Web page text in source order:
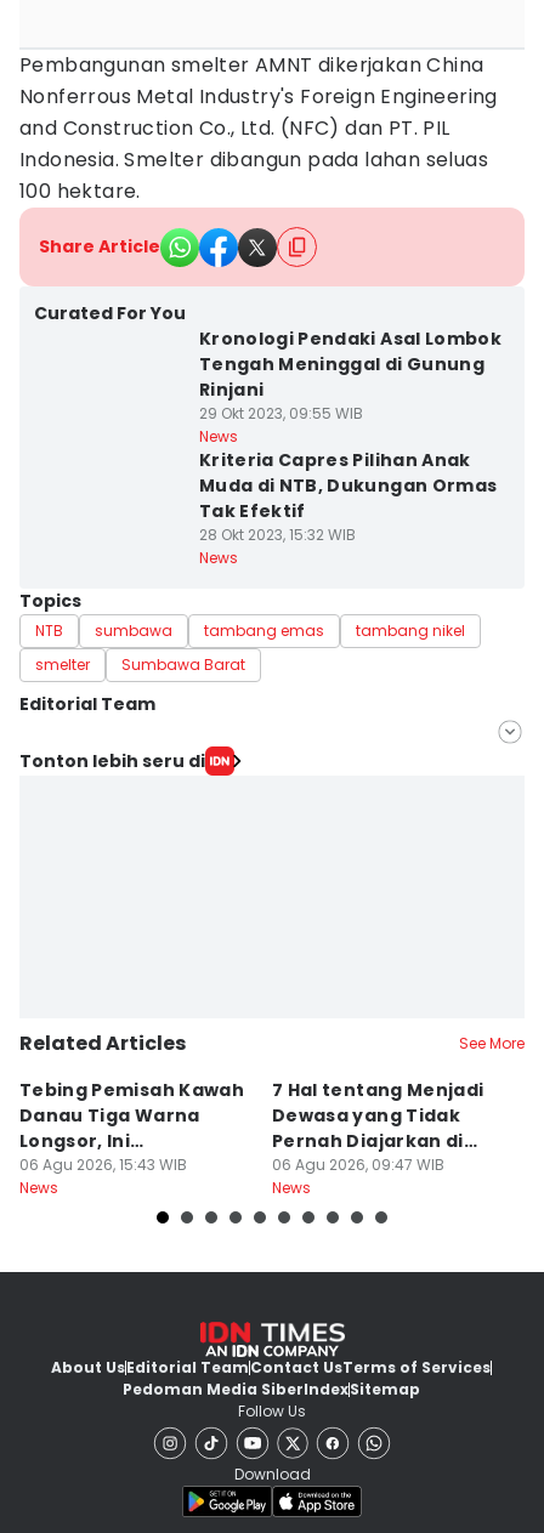
Pembangunan smelter AMNT dikerjakan China
Nonferrous Metal Industry's Foreign Engineering
and Construction Co., Ltd. (NFC) dan PT. PIL
Indonesia. Smelter dibangun pada lahan seluas
100 hektare.
Share Article
Curated For You
Kronologi Pendaki Asal Lombok
Tengah Meninggal di Gunung
Rinjani
29 Okt 2023, 09:55 WIB
News
Kriteria Capres Pilihan Anak
Muda di NTB, Dukungan Ormas
Tak Efektif
28 Okt 2023, 15:32 WIB
News
Topics
NTB sumbawa tambang emas
tambang nikel
smelter
Sumbawa Barat
Editorial Team
Editor
Tonton lebih seru di
Related Articles See More
Tebing Pemisah Kawah
Danau Tiga Warna
Longsor, Ini
Penyebabnya!
06 Agu 2026, 15:43 WIB
News
7 Hal tentang Menjadi
Dewasa yang Tidak
Pernah Diajarkan di
Sekolah
06 Agu 2026, 09:47 WIB
News
About UsEditorial TeamContact UsTerms of Services
Pedoman Media SiberIndexSitemap
Follow Us
Download